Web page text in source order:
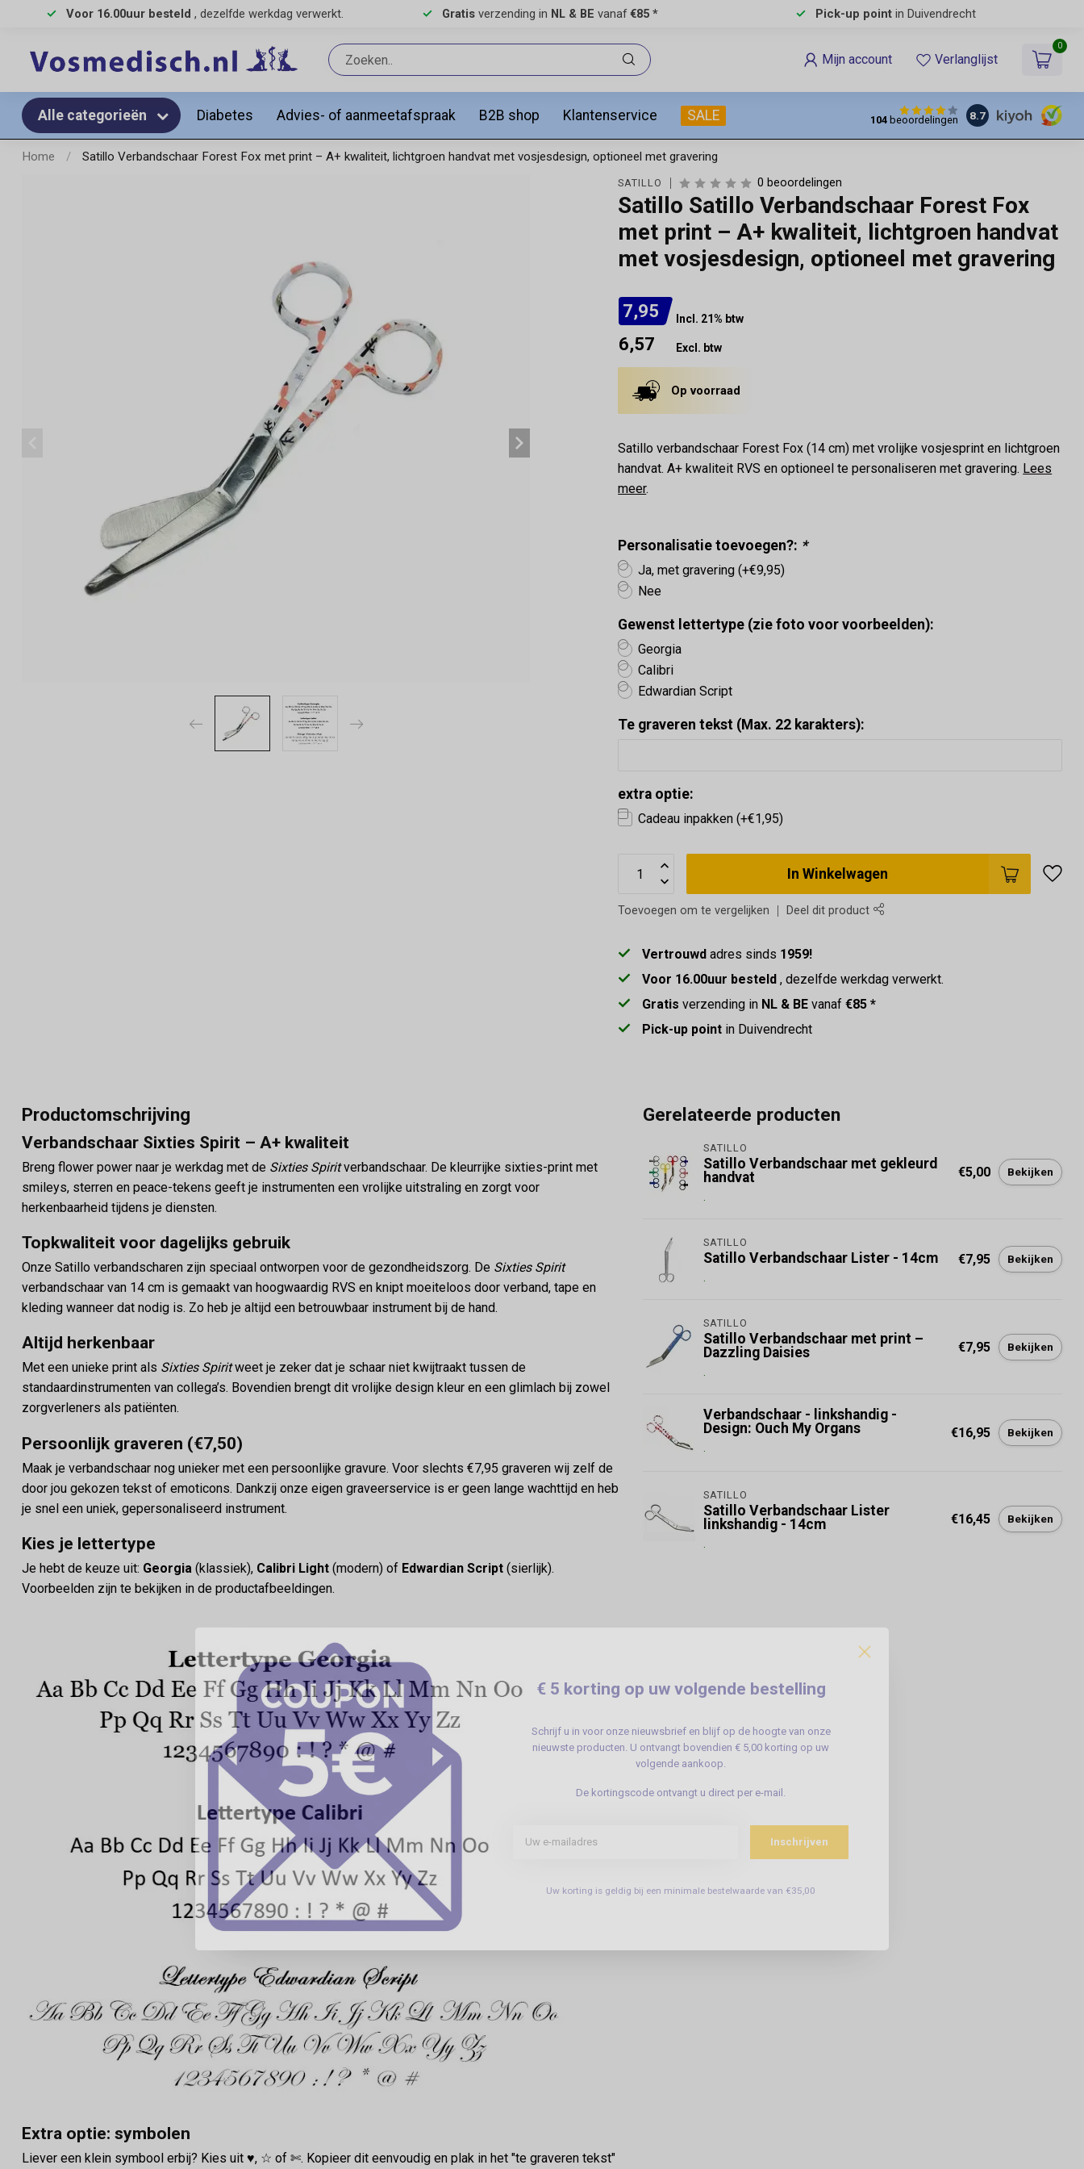
Voor 16.00uur besteld , dezelfde werkdag verwerkt. Gratis verzending in NL & BE vanaf€85 * Pick-up pointin Duivendrecht
Mijn account Verlanglijst
0
Alle categorieën Diabetes Advies- of aanmeetafspraak B2B shop Klantenservice SALE 104beoordelingen 8.7
Home / Satillo Verbandschaar Forest Fox met print – A+ kwaliteit, lichtgroen handvat met vosjesdesign, optioneel met gravering
SATILLO 0 beoordelingen
Satillo Satillo Verbandschaar Forest Fox
met print – A+ kwaliteit, lichtgroen handvat
met vosjesdesign, optioneel met gravering
7,95 Incl. 21% btw
6,57 Excl. btw
Op voorraad
Satillo verbandschaar Forest Fox (14 cm) met vrolijke vosjesprint en lichtgroen
handvat. A+ kwaliteit RVS en optioneel te personaliseren met gravering. Lees
meer.
Personalisatie toevoegen?: *
Ja, met gravering (+€9,95)
Nee
Gewenst lettertype (zie foto voor voorbeelden):
Georgia
Calibri
Edwardian Script
Te graveren tekst (Max. 22 karakters):
extra optie:
Cadeau inpakken (+€1,95)
In Winkelwagen
Toevoegen om te vergelijken Deel dit product
Vertrouwd adres sinds 1959!
Voor 16.00uur besteld, dezelfde werkdag verwerkt.
Gratis verzending in NL & BE vanaf€85 *
Pick-up point in Duivendrecht
Productomschrijving
Verbandschaar Sixties Spirit – A+ kwaliteit
Breng flower power naar je werkdag met de Sixties Spiritverbandschaar. De kleurrijke sixties-print met
smileys, sterren en peace-tekens geeft je instrumenten een vrolijke uitstraling en zorgt voor
herkenbaarheid tijdens je diensten.
Topkwaliteit voor dagelijks gebruik
Onze Satillo verbandscharen zijn speciaal ontworpen voor de gezondheidszorg. De Sixties Spirit
verbandschaar van 14 cm is gemaakt van hoogwaardig RVS en knipt moeiteloos door verband, tape en
kleding wanneer dat nodig is. Zo heb je altijd een betrouwbaar instrument bij de hand.
Altijd herkenbaar
Met een unieke print als Sixties Spiritweet je zeker dat je schaar niet kwijtraakt tussen de
standaardinstrumenten van collega’s. Bovendien brengt dit vrolijke design kleur en een glimlach bij zowel
zorgverleners als patiënten.
Persoonlijk graveren (€7,50)
Maak je verbandschaar nog unieker met een persoonlijke gravure. Voor slechts €7,95 graveren wij zelf de
door jou gekozen tekst of emoticons. Dankzij onze eigen graveerservice is er geen lange wachttijd en heb
je snel een uniek, gepersonaliseerd instrument.
Kies je lettertype
Je hebt de keuze uit: Georgia (klassiek), Calibri Light (modern) of Edwardian Script (sierlijk).
Voorbeelden zijn te bekijken in de productafbeeldingen.
Extra optie: symbolen
Liever een klein symbool erbij? Kies uit ♥, ☆ of ✄. Kopieer dit eenvoudig en plak in het "te graveren tekst"
Gerelateerde producten
SATILLO
Satillo Verbandschaar met gekleurd
handvat
.
€5,00 Bekijken
SATILLO
Satillo Verbandschaar Lister - 14cm
.
€7,95 Bekijken
SATILLO
Satillo Verbandschaar met print –
Dazzling Daisies
.
€7,95 Bekijken
Verbandschaar - linkshandig -
Design: Ouch My Organs
.
€16,95 Bekijken
SATILLO
Satillo Verbandschaar Lister
linkshandig - 14cm
.
€16,45 Bekijken
€ 5 korting op uw volgende bestelling
Schrijf u in voor onze nieuwsbrief en blijf op de hoogte van onze
nieuwste producten. U ontvangt bovendien € 5,00 korting op uw
volgende aankoop.
De kortingscode ontvangt u direct per e-mail.
Inschrijven
Uw korting is geldig bij een minimale bestelwaarde van €35,00